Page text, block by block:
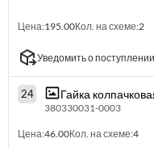
Цена:195.00Кол. на схеме:2
Уведомить о поступлении
24 Гайка
380330031-0003
Цена:46.00Кол. на схеме:4